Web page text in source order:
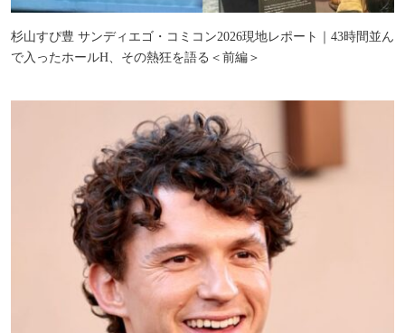
杉山すぴ豊 サンディエゴ・コミコン2026現地レポート｜43時間並ん
で入ったホールH、その熱狂を語る＜前編＞